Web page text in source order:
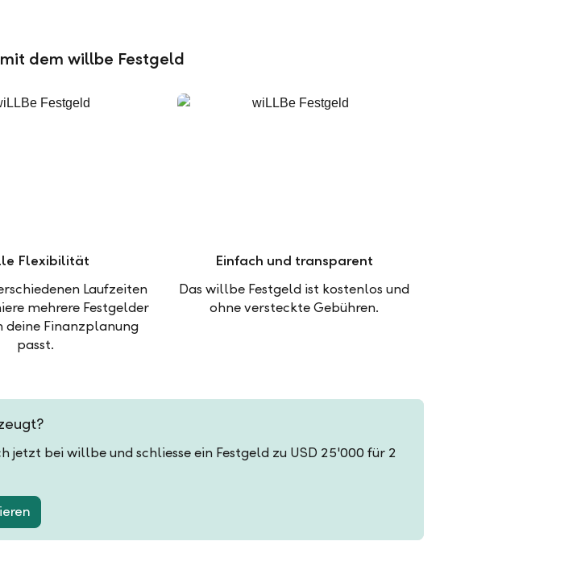
dem willbe Festgeld
Flexibilität
Laufzeiten
mehrere Festgelder
deine Finanzplanung
passt.
Einfach und transparent
Das willbe Festgeld ist kostenlos und
ohne versteckte Gebühren.
jetzt bei willbe und schliesse ein Festgeld zu USD 25'000 für 2